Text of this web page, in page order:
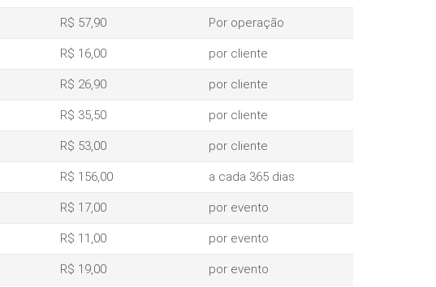
R$ 57,90 Por operação
R$ 16,00 por cliente
R$ 26,90 por cliente
R$ 35,50 por cliente
R$ 53,00 por cliente
R$ 156,00 a cada 365 dias
R$ 17,00 por evento
R$ 11,00 por evento
R$ 19,00 por evento